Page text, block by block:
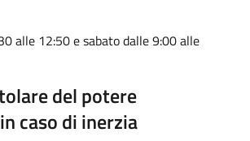
alle 12:50 e sabato dalle 9:00 alle
del potere
caso di inerzia